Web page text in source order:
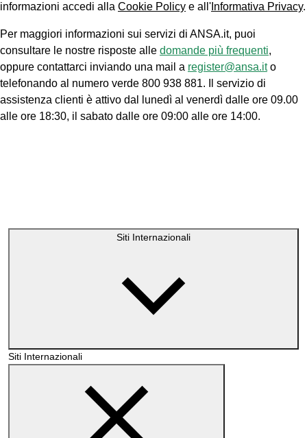
informazioni accedi alla Cookie Policy e all' Informativa Privacy.
Per maggiori informazioni sui servizi di ANSA.it, puoi
consultare le nostre risposte alle domande più frequenti,
oppure contattarci inviando una mail a register@ansa.ito
telefonando al numero verde 800 938 881. Il servizio di
assistenza clienti è attivo dal lunedì al venerdì dalle ore 09.00
alle ore 18:30, il sabato dalle ore 09:00 alle ore 14:00.
Siti Internazionali
Siti Internazionali